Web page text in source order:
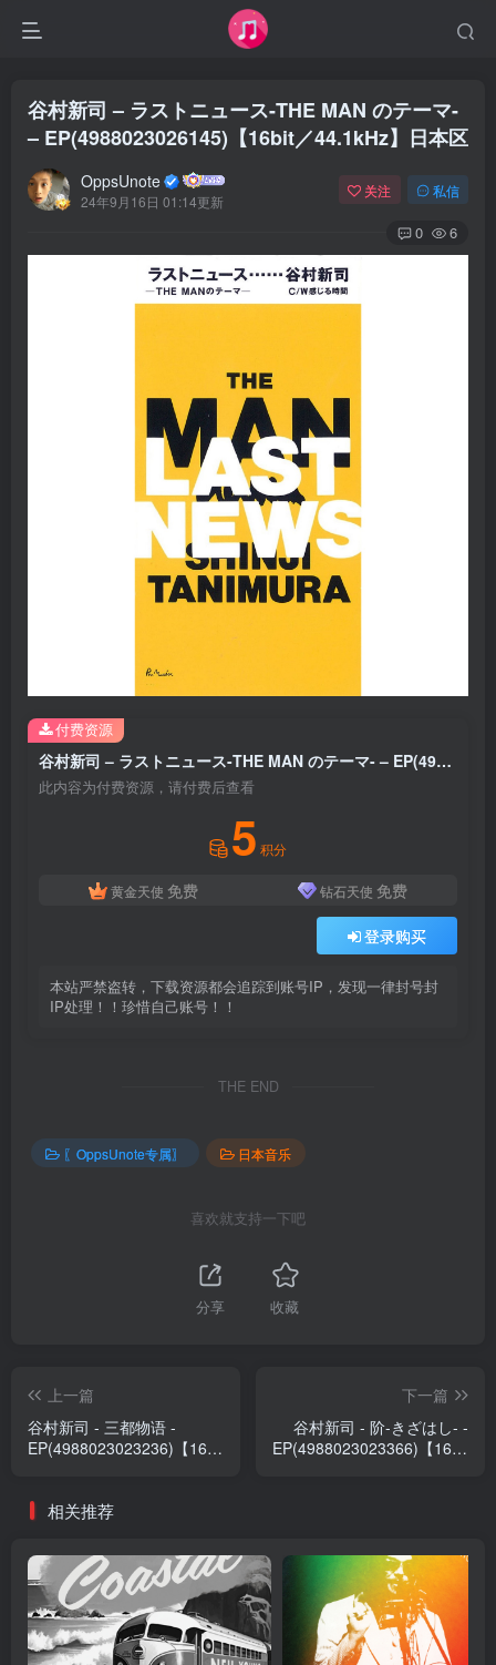
谷村新司 – ラストニュース-THE MAN のテーマ-
– EP(4988023026145)【16bit／44.1kHz】日本区
OppsUnote
24年9月16日 01:14更新
关注 私信
0 6
谷村新司 – ラストニュース-THE MAN のテーマ- – EP(4988023026145)【16bit／44.1kHz】日本区
此内容为付费资源，请付费后查看
5 积分
黄金天使 免费 钻石天使 免费
登录购买
本站严禁盗转，下载资源都会追踪到账号IP，发现一律封号封
IP处理！！珍惜自己账号！！
付费资源
THE END
〖OppsUnote专属〗 日本音乐
喜欢就支持一下吧
分享 收藏
上一篇
谷村新司 - 三都物语 -
EP(4988023023236)【16bit
下一篇
谷村新司 - 阶-きざはし- -
EP(4988023023366)【16bit
相关推荐